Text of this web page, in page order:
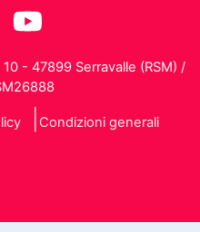
- 47899 Serravalle (RSM) /
Condizioni generali